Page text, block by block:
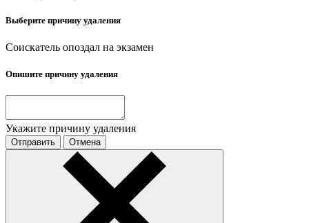
Выберите причину удаления
Соискатель опоздал на экзамен
Опишите причину удаления
Укажите причину удаления
Отправить Отмена